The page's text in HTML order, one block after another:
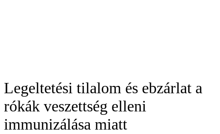
Legeltetési tilalom és ebzárlat a
rókák veszettség elleni
immunizálása miatt